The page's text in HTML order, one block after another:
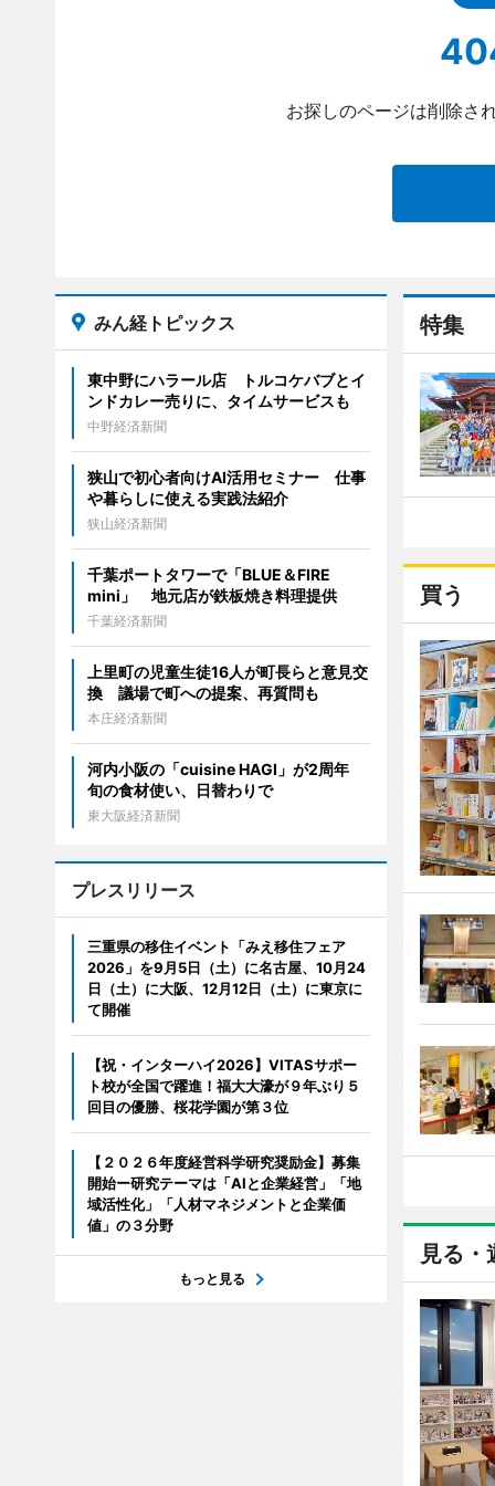
お探しのページは削除さ
特集
買う
見る・
みん経トピックス
東中野にハラール店 トルコケバブとイ
ンドカレー売りに、タイムサービスも
中野経済新聞
狭山で初心者向けAI活用セミナー 仕事
や暮らしに使える実践法紹介
狭山経済新聞
千葉ポートタワーで「BLUE＆FIRE
mini」 地元店が鉄板焼き料理提供
千葉経済新聞
上里町の児童生徒16人が町長らと意見交
換 議場で町への提案、再質問も
本庄経済新聞
河内小阪の「cuisine HAGI」が2周年
旬の食材使い、日替わりで
東大阪経済新聞
プレスリリース
三重県の移住イベント「みえ移住フェア
2026」を9月5日（土）に名古屋、10月24
日（土）に大阪、12月12日（土）に東京に
て開催
【祝・インターハイ2026】VITASサポー
ト校が全国で躍進！福大大濠が９年ぶり５
回目の優勝、桜花学園が第３位
【２０２６年度経営科学研究奨励金】募集
開始ー研究テーマは「AIと企業経営」「地
域活性化」「人材マネジメントと企業価
値」の３分野
もっと見る